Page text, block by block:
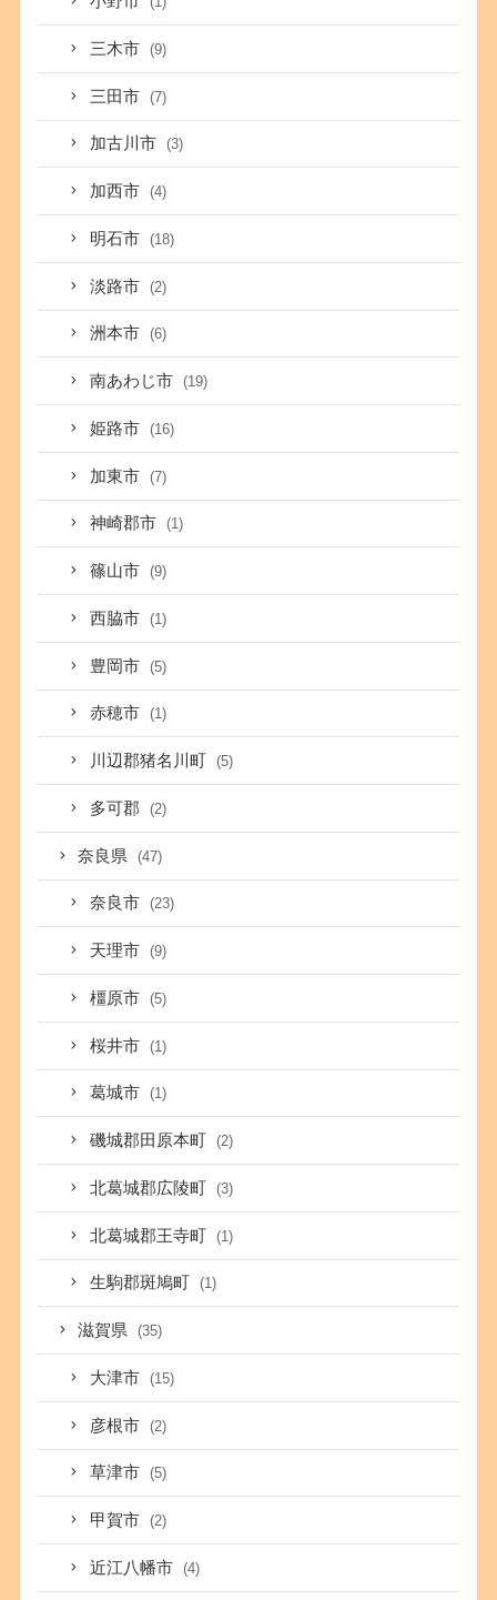
三木市 (9)
三田市 (7)
加古川市 (3)
加西市 (4)
明石市 (18)
淡路市 (2)
洲本市 (6)
南あわじ市 (19)
姫路市 (16)
加東市 (7)
神崎郡市 (1)
篠山市 (9)
西脇市 (1)
豊岡市 (5)
赤穂市 (1)
川辺郡猪名川町 (5)
多可郡 (2)
奈良県 (47)
奈良市 (23)
天理市 (9)
橿原市 (5)
桜井市 (1)
葛城市 (1)
磯城郡田原本町 (2)
北葛城郡広陵町 (3)
北葛城郡王寺町 (1)
生駒郡斑鳩町 (1)
滋賀県 (35)
大津市 (15)
彦根市 (2)
草津市 (5)
甲賀市 (2)
近江八幡市 (4)